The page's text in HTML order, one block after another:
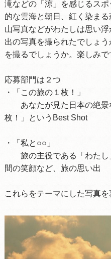
滝などの「涼」を感じるス
的な雲海と朝日、紅く染ま
山写真などがわたしは思い
出の写真を撮られたでしょ
を撮るでしょうか。楽しみで
応募部門は２つ
・「この旅の１枚！」
あなたが見た日本の絶景
枚！」というBest Shot
・「私と○○」
旅の主役である「わたし
間の笑顔など、旅の思い出
これらをテーマにした写真